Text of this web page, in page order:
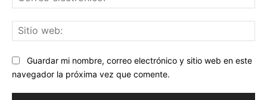
Guardar mi nombre, correo electrónico y sitio web en este
navegador la próxima vez que comente.